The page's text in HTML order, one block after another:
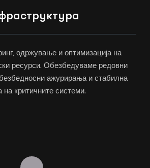
одржување и оптимизација на
ресурси. Обезбедуваме редовни
ажурирања и стабилна
на критичните системи.